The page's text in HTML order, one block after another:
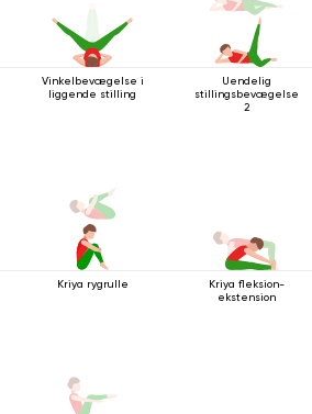
Vinkelbevægelse i
liggende stilling
Uendelig
stillingsbevægelse
2
Kriya rygrulle
Kriya fleksion-
ekstension